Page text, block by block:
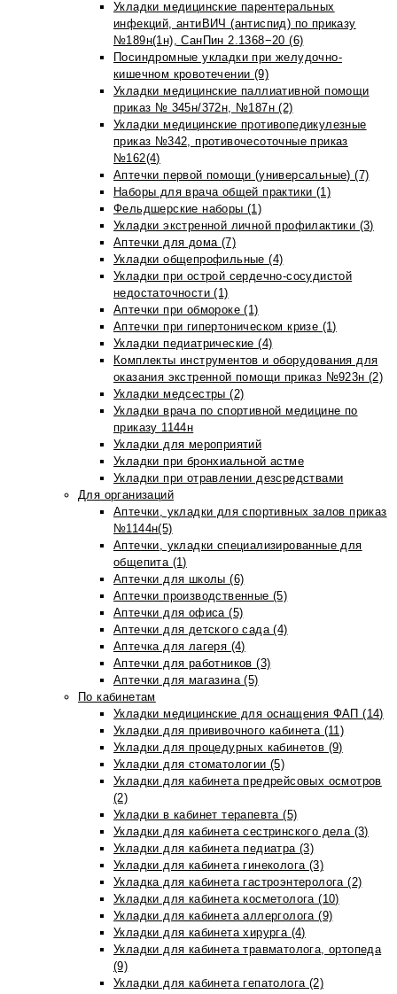
Укладки медицинские парентеральных
инфекций, антиВИЧ (антиспид) по приказу
№189н(1н), СанПин 2.1368−20 (6)
Посиндромные укладки при желудочно-
кишечном кровотечении (9)
Укладки медицинские паллиативной помощи
приказ № 345н/372н, №187н (2)
Укладки медицинские противопедикулезные
приказ №342, противочесоточные приказ
№162(4)
Аптечки первой помощи (универсальные) (7)
Наборы для врача общей практики (1)
Фельдшерские наборы (1)
Укладки экстренной личной профилактики (3)
Аптечки для дома (7)
Укладки общепрофильные (4)
Укладки при острой сердечно-сосудистой
недостаточности (1)
Аптечки при обмороке (1)
Аптечки при гипертоническом кризе (1)
Укладки педиатрические (4)
Комплекты инструментов и оборудования для
оказания экстренной помощи приказ №923н (2)
Укладки медсестры (2)
Укладки врача по спортивной медицине по
приказу 1144н
Укладки для мероприятий
Укладки при бронхиальной астме
Укладки при отравлении дезсредствами
Для организаций
Аптечки, укладки для спортивных залов приказ
№1144н(5)
Аптечки, укладки специализированные для
общепита (1)
Аптечки для школы (6)
Аптечки производственные (5)
Аптечки для офиса (5)
Аптечки для детского сада (4)
Аптечка для лагеря (4)
Аптечки для работников (3)
Аптечки для магазина (5)
По кабинетам
Укладки медицинские для оснащения ФАП (14)
Укладки для прививочного кабинета (11)
Укладки для процедурных кабинетов (9)
Укладки для стоматологии (5)
Укладки для кабинета предрейсовых осмотров
(2)
Укладки в кабинет терапевта (5)
Укладки для кабинета сестринского дела (3)
Укладки для кабинета педиатра (3)
Укладки для кабинета гинеколога (3)
Укладка для кабинета гастроэнтеролога (2)
Укладки для кабинета косметолога (10)
Укладки для кабинета аллерголога (9)
Укладки для кабинета хирурга (4)
Укладки для кабинета травматолога, ортопеда
(9)
Укладки для кабинета гепатолога (2)